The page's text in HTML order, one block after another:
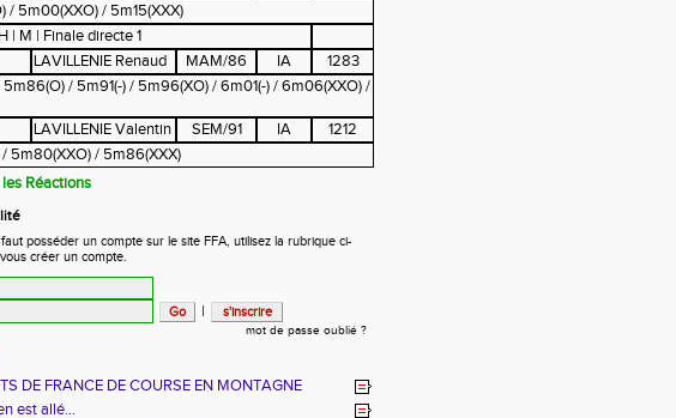
/ 5m00(XXO) / 5m15(XXX)
| M | Finale directe 1
LAVILLENIE Renaud MAM/86 IA
1283
/ 5m91(-) / 5m96(XO) / 6m01(-) / 6m06(XXO) /
LAVILLENIE Valentin SEM/91 IA
1212
5m80(XXO) / 5m86(XXX)
les Réactions
posséder un compte sur le site FFA, utilisez la rubrique ci-
créer un compte.
|
mot de passe oublié ?
DE FRANCE DE COURSE EN MONTAGNE
est allé...